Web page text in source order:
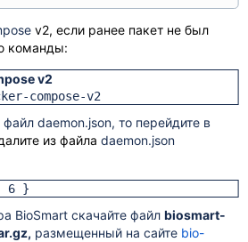
v2, если ранее пакет не был
команды:
v2
compose-v2
файл daemon.json, то перейдите в
из файла daemon.json
6 }
BioSmart скачайте файл biosmart-
размещенный на сайте bio-